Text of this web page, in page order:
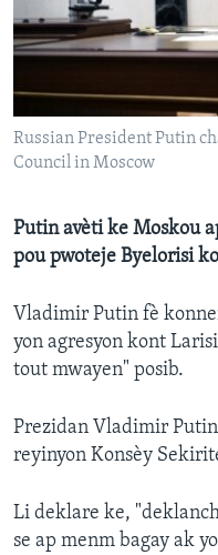
Languages
Russian President Putin
Council in Moscow
Putin avèti ke Moskou
pou pwoteje Byelorisi
Vladimir Putin fè
yon agresyon kont
tout mwayen" posib.
Prezidan Vladimir Putin
reyinyon Konsèy
Li deklare ke,
se ap menm bagay ak